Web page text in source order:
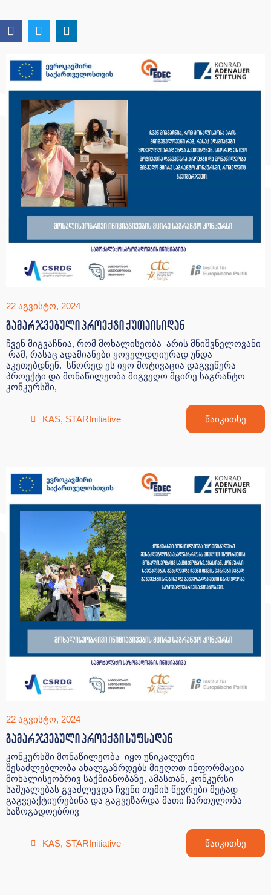
22 აგვისტო, 2024
გამარჯვებული პროექტი ქუთაისიდან
ჩვენ მიგვაჩნია, რომ მოხალისეობა არის მნიშვნელოვანი
რამ, რასაც ადამიანები ყოველდღიურად უნდა
აკეთებდნენ. სწორედ ეს იყო მოტივაცია დაგვეწერა
პროექტი და მონაწილეობა მიგვეღო მცირე საგრანტო
კონკურსში,
KAS, STARInitiative წაიკითხე
22 აგვისტო, 2024
გამარჯვებული პროექტი სუფსადან
კონკურსში მონაწილეობა იყო უნიკალური
შესაძლებლობა ახალგაზრდებს მიეღოთ ინფორმაცია
მოხალისეობრივ საქმიანობაზე, ამასთან, კონკურსი
საშუალებას გვაძლევდა ჩვენი თემის წევრები მეტად
გაგვეაქტიურებინა და გაგვეზარდა მათი ჩართულობა
საზოგადოებრივ
KAS, STARInitiative წაიკითხე